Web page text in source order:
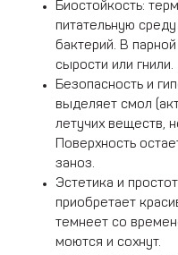
Биостойкость:
питательную
бактерий. В
сырости или гнили.
Безопасность и
выделяет смол
летучих веществ,
Поверхность
заноз.
Эстетика и
приобретает
темнеет со
моются и сохнут.